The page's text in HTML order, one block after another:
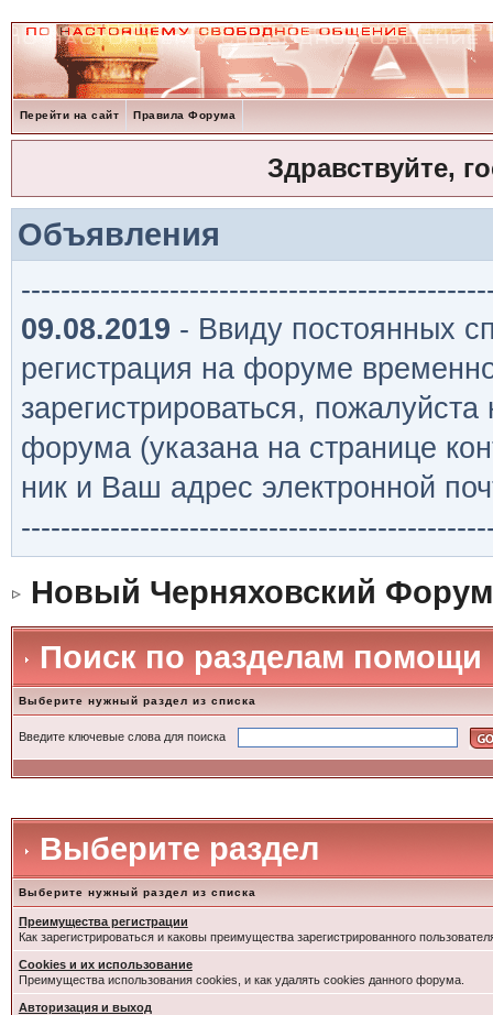
Перейти на сайт Правила Форума
Здравствуйте,
Объявления
09.08.2019 - Ввиду постоянных
регистрация на форуме
зарегистрироваться,
форума (указана на странице
ник и Ваш адрес электронной
Новый Черняховский Форум
Поиск по разделам помощи
Выберите нужный раздел из списка
Введите ключевые слова для поиска
Выберите раздел
Выберите нужный раздел из списка
Преимущества регистрации
Как зарегистрироваться и каковы преимущества зарегистрированного
Cookies и их использование
Преимущества использования cookies, и как удалять cookies данного форума.
Авторизация и выход